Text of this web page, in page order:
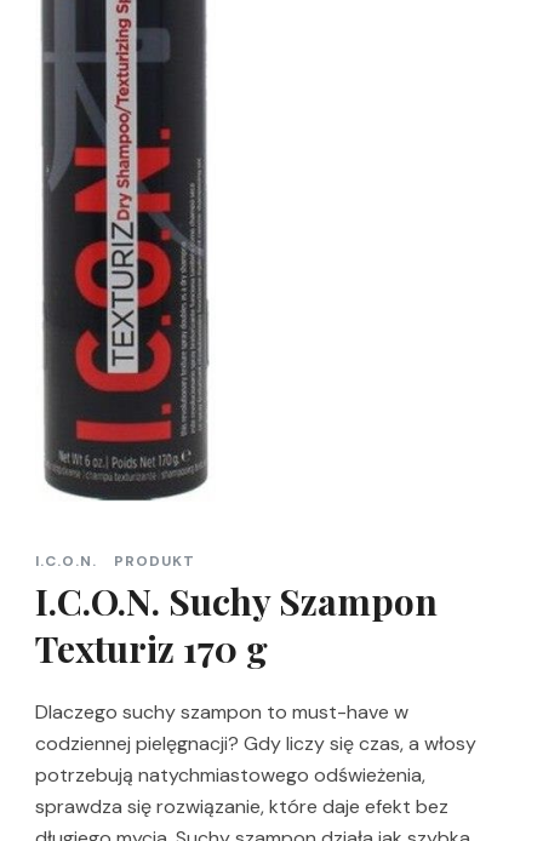
I.C.O.N. PRODUKT
I.C.O.N. Suchy Szampon
Texturiz 170 g
Dlaczego suchy szampon to must-have w
codziennej pielęgnacji? Gdy liczy się czas, a włosy
potrzebują natychmiastowego odświeżenia,
sprawdza się rozwiązanie, które daje efekt bez